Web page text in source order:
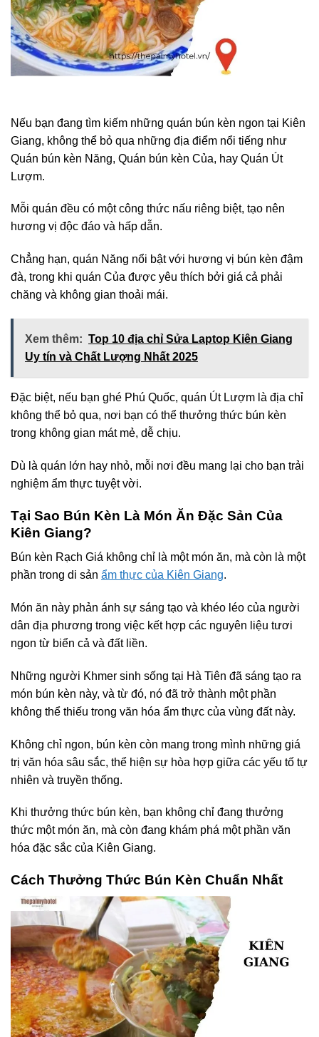
Nếu bạn đang tìm kiếm những quán bún kèn ngon tại Kiên
Giang, không thể bỏ qua những địa điểm nổi tiếng như
Quán bún kèn Năng, Quán bún kèn Của, hay Quán Út
Lượm.
Mỗi quán đều có một công thức nấu riêng biệt, tạo nên
hương vị độc đáo và hấp dẫn.
Chẳng hạn, quán Năng nổi bật với hương vị bún kèn đậm
đà, trong khi quán Của được yêu thích bởi giá cả phải
chăng và không gian thoải mái.
Xem thêm: Top 10 địa chỉ Sửa Laptop Kiên Giang
Uy tín và Chất Lượng Nhất 2025
Đặc biệt, nếu bạn ghé Phú Quốc, quán Út Lượm là địa chỉ
không thể bỏ qua, nơi bạn có thể thưởng thức bún kèn
trong không gian mát mẻ, dễ chịu.
Dù là quán lớn hay nhỏ, mỗi nơi đều mang lại cho bạn trải
nghiệm ẩm thực tuyệt vời.
Tại Sao Bún Kèn Là Món Ăn Đặc Sản Của
Kiên Giang?
Bún kèn Rạch Giá không chỉ là một món ăn, mà còn là một
phần trong di sản ẩm thực của Kiên Giang.
Món ăn này phản ánh sự sáng tạo và khéo léo của người
dân địa phương trong việc kết hợp các nguyên liệu tươi
ngon từ biển cả và đất liền.
Những người Khmer sinh sống tại Hà Tiên đã sáng tạo ra
món bún kèn này, và từ đó, nó đã trở thành một phần
không thể thiếu trong văn hóa ẩm thực của vùng đất này.
Không chỉ ngon, bún kèn còn mang trong mình những giá
trị văn hóa sâu sắc, thể hiện sự hòa hợp giữa các yếu tố tự
nhiên và truyền thống.
Khi thưởng thức bún kèn, bạn không chỉ đang thưởng
thức một món ăn, mà còn đang khám phá một phần văn
hóa đặc sắc của Kiên Giang.
Cách Thưởng Thức Bún Kèn Chuẩn Nhất